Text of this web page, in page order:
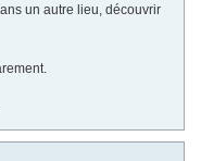
un autre lieu, découvrir